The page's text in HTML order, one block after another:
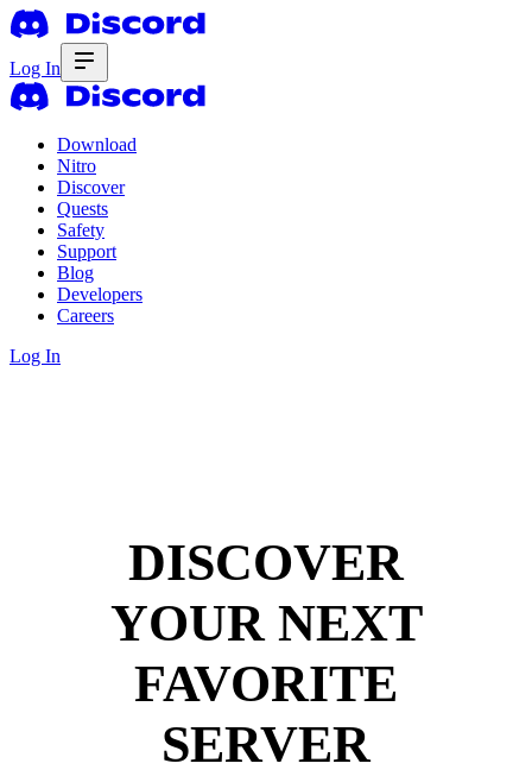
Log In
Download
Nitro
Discover
Quests
Safety
Support
Blog
Developers
Careers
Log In
DISCOVER
YOUR NEXT
FAVORITE
SERVER